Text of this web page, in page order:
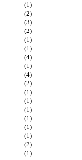
(1)
(2)
(3)
(2)
(1)
(1)
(4)
(1)
(4)
(2)
(1)
(1)
(1)
(1)
(1)
(1)
(2)
(1)